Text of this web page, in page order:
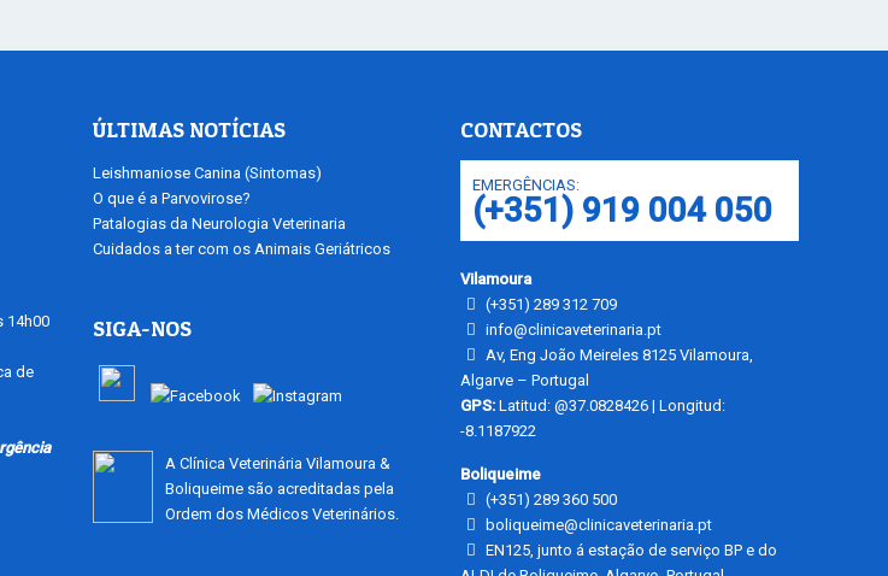
14h00
de
ÚLTIMAS NOTÍCIAS
Leishmaniose Canina (Sintomas)
O que é a Parvovirose?
Patalogias da Neurologia Veterinaria
Cuidados a ter com os Animais Geriátricos
SIGA-NOS
A Clínica Veterinária Vilamoura &
Boliqueime são acreditadas pela
Ordem dos Médicos Veterinários.
CONTACTOS
EMERGÊNCIAS:
(+351) 919 004 050
Vilamoura
(+351) 289 312 709
info@clinicaveterinaria.pt
Av, Eng João Meireles 8125 Vilamoura,
Algarve – Portugal
GPS: Latitud: @37.0828426 | Longitud:
-8.1187922
Boliqueime
(+351) 289 360 500
boliqueime@clinicaveterinaria.pt
EN125, junto á estação de serviço BP e do